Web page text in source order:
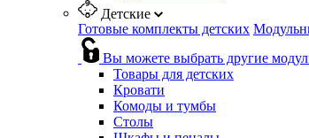
Детские
Готовые комплекты детских
Вы можете выбрать другие
Товары для детских
Кровати
Комоды и тумбы
Столы